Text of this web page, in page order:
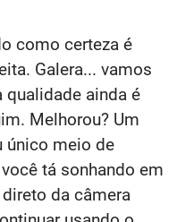
como certeza é
Galera... vamos
ainda é
Melhorou? Um
único meio de
tá sonhando em
da câmera